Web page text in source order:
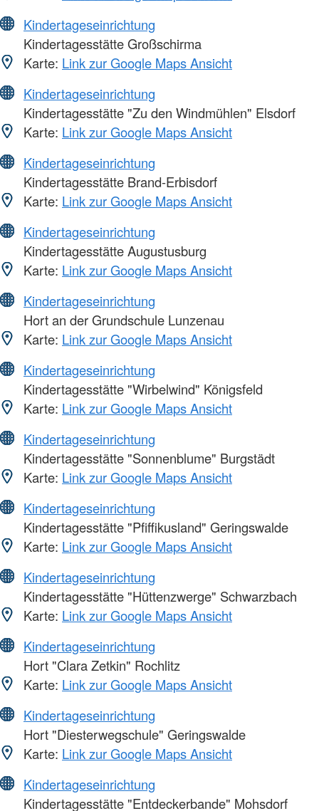
Kindertageseinrichtung
Kindertagesstätte Großschirma
Karte: Link zur Google Maps Ansicht
Kindertageseinrichtung
Kindertagesstätte "Zu den Windmühlen" Elsdorf
Karte: Link zur Google Maps Ansicht
Kindertageseinrichtung
Kindertagesstätte Brand-Erbisdorf
Karte: Link zur Google Maps Ansicht
Kindertageseinrichtung
Kindertagesstätte Augustusburg
Karte: Link zur Google Maps Ansicht
Kindertageseinrichtung
Hort an der Grundschule Lunzenau
Karte: Link zur Google Maps Ansicht
Kindertageseinrichtung
Kindertagesstätte "Wirbelwind" Königsfeld
Karte: Link zur Google Maps Ansicht
Kindertageseinrichtung
Kindertagesstätte "Sonnenblume" Burgstädt
Karte: Link zur Google Maps Ansicht
Kindertageseinrichtung
Kindertagesstätte "Pfiffikusland" Geringswalde
Karte: Link zur Google Maps Ansicht
Kindertageseinrichtung
Kindertagesstätte "Hüttenzwerge" Schwarzbach
Karte: Link zur Google Maps Ansicht
Kindertageseinrichtung
Hort "Clara Zetkin" Rochlitz
Karte: Link zur Google Maps Ansicht
Kindertageseinrichtung
Hort "Diesterwegschule" Geringswalde
Karte: Link zur Google Maps Ansicht
Kindertageseinrichtung
Kindertagesstätte "Entdeckerbande" Mohsdorf